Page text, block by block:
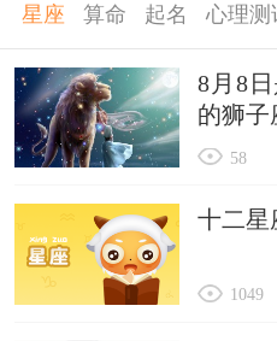
星座 算命 起名 心理测
8月8
的狮子
58
十二星
1049